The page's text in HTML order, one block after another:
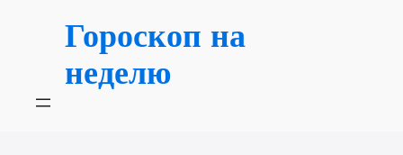
содержимомуГороскоп на
неделю